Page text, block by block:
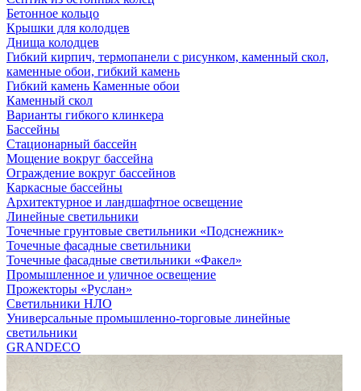
Бетонное кольцо
Крышки для колодцев
Днища колодцев
Гибкий кирпич, термопанели с рисунком, каменный скол,
каменные обои, гибкий камень
Гибкий камень Каменные обои
Каменный скол
Варианты гибкого клинкера
Бассейны
Стационарный бассейн
Мощение вокруг бассейна
Ограждение вокруг бассейнов
Каркасные бассейны
Архитектурное и ландшафтное освещение
Линейные светильники
Точечные грунтовые светильники «Подснежник»
Точечные фасадные светильники
Точечные фасадные светильники «Факел»
Промышленное и уличное освещение
Прожекторы «Руслан»
Светильники НЛО
Универсальные промышленно-торговые линейные
светильники
GRANDECO